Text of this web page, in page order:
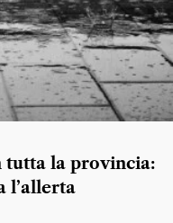
tutta la provincia:
l’allerta